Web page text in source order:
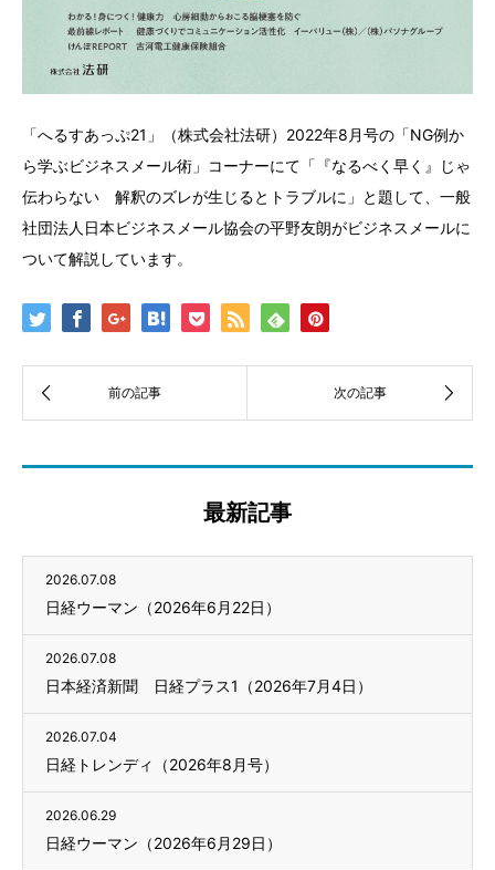
「へるすあっぷ21」（株式会社法研）2022年8月号の「NG例か
ら学ぶビジネスメール術」コーナーにて「『なるべく早く』じゃ
伝わらない 解釈のズレが生じるとトラブルに」と題して、一般
社団法人日本ビジネスメール協会の平野友朗がビジネスメールに
ついて解説しています。
最新記事
2026.07.08
日経ウーマン（2026年6月22日）
2026.07.08
日本経済新聞 日経プラス1（2026年7月4日）
2026.07.04
日経トレンディ（2026年8月号）
2026.06.29
日経ウーマン（2026年6月29日）